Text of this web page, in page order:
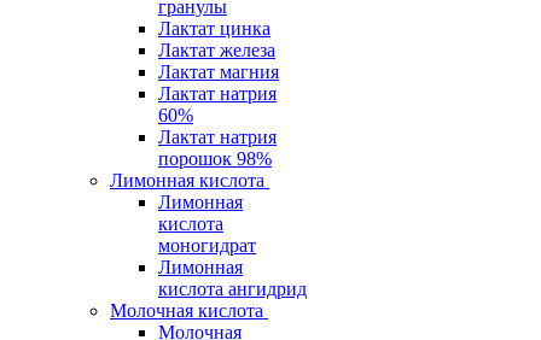
гранулы
Лактат цинка
Лактат железа
Лактат магния
Лактат натрия
60%
Лактат натрия
порошок 98%
Лимонная кислота
Лимонная
кислота
моногидрат
Лимонная
кислота ангидрид
Молочная кислота
Молочная